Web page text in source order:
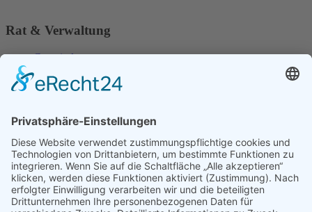
Rat & Verwaltung
Gemeinderat
Fraktionen
Formulare & Downloads
Serviceadressen
Fahrpläne & Karten
Kontakt